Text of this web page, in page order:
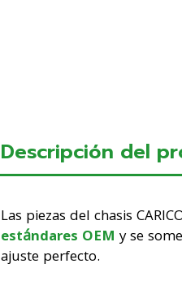
Descripción del
Las piezas del chasis
estándares OEM y se
ajuste perfecto.